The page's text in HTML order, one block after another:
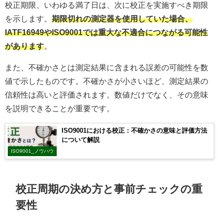
校正期限、いわゆる満了日は、次に校正を実施すべき期限
を示します。 期限切れの測定器を使用していた場合、
IATF16949やISO9001では重大な不適合につながる可能性
があります。
また、不確かさとは測定結果に含まれる誤差の可能性を数
値で示したものです。不確かさが小さいほど、測定結果の
信頼性は高いと評価されます。数値だけでなく、その意味
を説明できることが重要です。
ISO9001_ノウハウ
ISO9001における校正：不確かさの意味と評価方法
について解説
校正周期の決め方と事前チェックの重
要性